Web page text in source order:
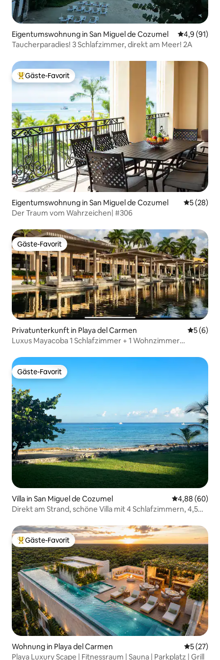
Eigentumswohnung in San Miguel de Cozumel
4,9 (91)
Taucherparadies! 3 Schlafzimmer, direkt am Meer! 2A
Beliebter Gäste-Favorit.
Gäste-Favorit
Eigentumswohnung in San Miguel de Cozumel
5 (28)
Der Traum vom Wahrzeichen| #306
Gäste-Favorit
Gäste-Favorit
Privatunterkunft in Playa del Carmen
5 (6)
Luxus Mayacoba 1 Schlafzimmer + 1 Wohnzimmer
Gäste-Favorit
Gäste-Favorit
Villa in San Miguel de Cozumel
4,88 (60)
Direkt am Strand, schöne Villa mit 4 Schlafzimmern, 4,5
Beliebter Gäste-Favorit.
Gäste-Favorit
Wohnung in Playa del Carmen
5 (27)
Playa Luxury Scape | Fitnessraum | Sauna | Parkplatz | Grill